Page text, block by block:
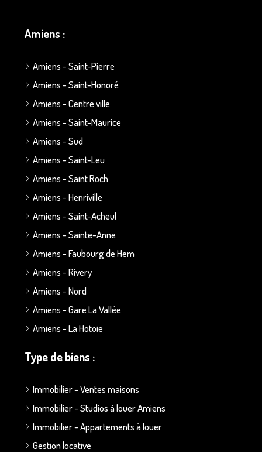
Amiens :
Amiens - Saint-Pierre
Amiens - Saint-Honoré
Amiens - Centre ville
Amiens - Saint-Maurice
Amiens - Sud
Amiens - Saint-Leu
Amiens - Saint Roch
Amiens - Henriville
Amiens - Saint-Acheul
Amiens - Sainte-Anne
Amiens - Faubourg de Hem
Amiens - Rivery
Amiens - Nord
Amiens - Gare La Vallée
Amiens - La Hotoie
Type de biens :
Immobilier - Ventes maisons
Immobilier - Studios à louer Amiens
Immobilier - Appartements à louer
Gestion locative